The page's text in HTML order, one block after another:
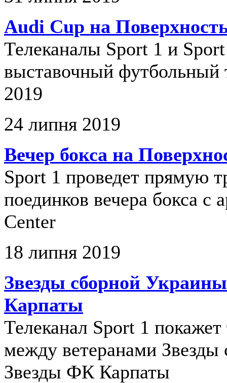
Audi Cup на
Телеканалы Sport 1 и
выставочный футбольный
2019
24 липня 2019
Вечер бокса на
Sport 1 проведет прямую
поединков вечера бокса с
Center
18 липня 2019
Звезды сборной
Карпаты
Телеканал Sport 1
между ветеранами
Звезды ФК Карпаты